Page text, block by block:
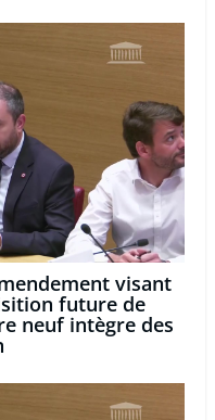
visant
future de
neuf intègre des